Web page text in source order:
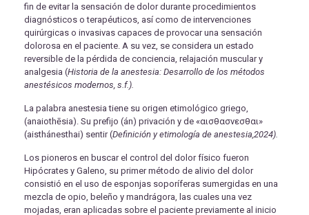
fin de evitar la sensación de dolor durante procedimientos
diagnósticos o terapéuticos, así como de intervenciones
quirúrgicas o invasivas capaces de provocar una sensación
dolorosa en el paciente. A su vez, se considera un estado
reversible de la pérdida de conciencia, relajación muscular y
analgesia (Historia de la anestesia: Desarrollo de los métodos
anestésicos modernos, s.f.).
La palabra anestesia tiene su origen etimológico griego,
(anaiothēsia). Su prefijo (án) privación y de «αισθασνεσθαι»
(aisthánesthai) sentir (Definición y etimología de anestesia,2024).
Los pioneros en buscar el control del dolor físico fueron
Hipócrates y Galeno, su primer método de alivio del dolor
consistió en el uso de esponjas soporíferas sumergidas en una
mezcla de opio, beleño y mandrágora, las cuales una vez
mojadas, eran aplicadas sobre el paciente previamente al inicio